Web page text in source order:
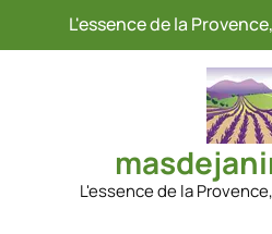
L'essence de la
L'essence de la